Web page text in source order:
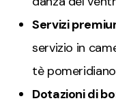
Servizi
servizio in
tè
Dotazioni di